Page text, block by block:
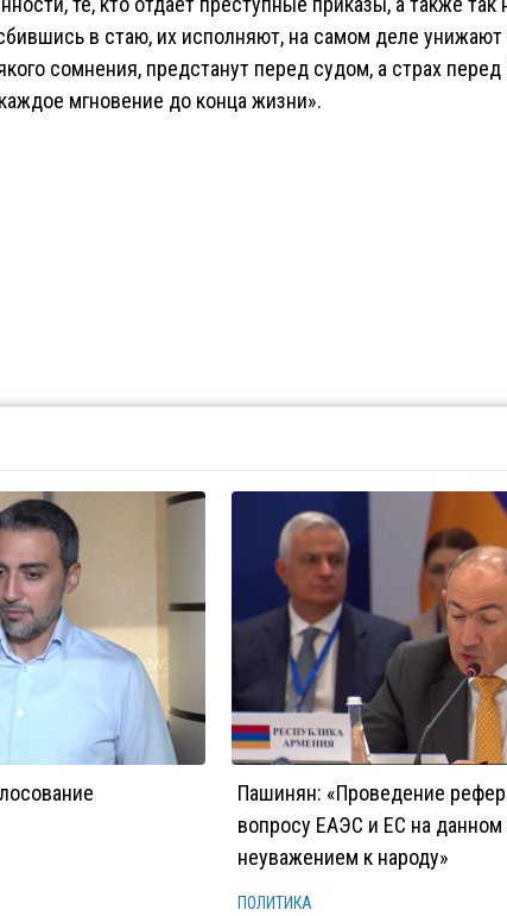
в стаю, их исполняют, на самом деле
сомнения, предстанут перед судом, а страх
мгновение до конца жизни».
Пашинян: «Проведение
вопросу ЕАЭС и ЕС на данном
неуважением к народу»
ПОЛИТИКА